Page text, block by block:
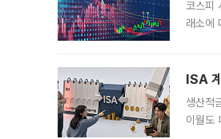
코스피
래소에
ISA
생산적
이월도